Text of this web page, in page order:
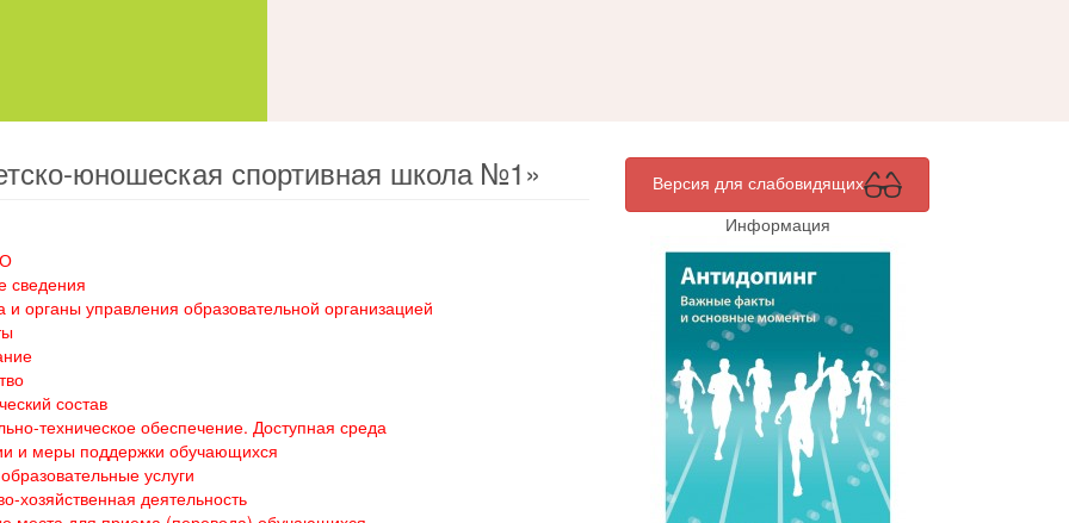
юношеская спортивная школа №1»
сведения
и органы управления образовательной организацией
состав
техническое обеспечение. Доступная среда
и меры поддержки обучающихся
услуги
хозяйственная деятельность
Версия для слабовидящих
Информация